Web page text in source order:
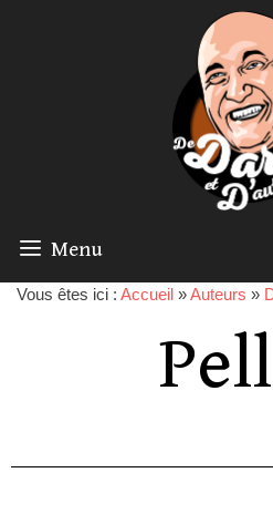
Menu
Vous êtes ici : Accueil »Auteurs »